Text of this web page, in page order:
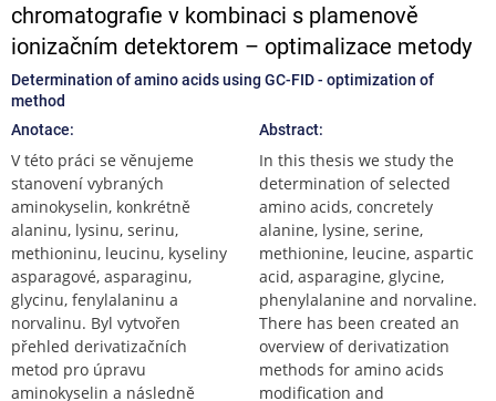
chromatografie v kombinaci s plamenově
ionizačním detektorem – optimalizace metody
Determination of amino acids using GC-FID - optimization of
method
Anotace:
V této práci se věnujeme
stanovení vybraných
aminokyselin, konkrétně
alaninu, lysinu, serinu,
methioninu, leucinu, kyseliny
asparagové, asparaginu,
glycinu, fenylalaninu a
norvalinu. Byl vytvořen
přehled derivatizačních
metod pro úpravu
aminokyselin a následně
Abstract:
In this thesis we study the
determination of selected
amino acids, concretely
alanine, lysine, serine,
methionine, leucine, aspartic
acid, asparagine, glycine,
phenylalanine and norvaline.
There has been created an
overview of derivatization
methods for amino acids
modification and